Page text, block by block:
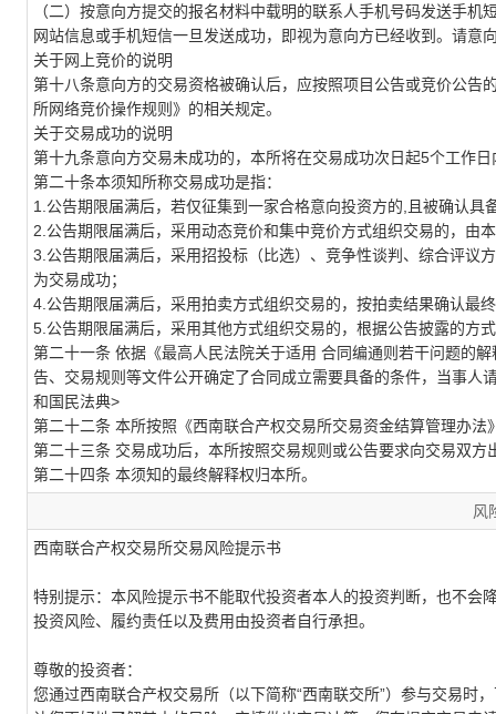
（二）按意向方提交的报名材料中载明的联系人手机号码发送手机
网站信息或手机短信一旦发送成功，即视为意向方已经收到。请意
关于网上竞价的说明
第十八条意向方的交易资格被确认后，应按照项目公告或竞价公
所网络竞价操作规则》的相关规定。
关于交易成功的说明
第十九条意向方交易未成功的，本所将在交易成功次日起5个工作
第二十条本须知所称交易成功是指：
1.公告期限届满后，若仅征集到一家合格意向投资方的 且被确认具
2.公告期限届满后，采用动态竞价和集中竞价方式组织交易的，由
3.公告期限届满后，采用招投标（比选）、竞争性谈判、综合评议
为交易成功；
4.公告期限届满后，采用拍卖方式组织交易的，按拍卖结果确认最
5.公告期限届满后，采用其他方式组织交易的，根据公告披露的方
第二十一条 依据《最高人民法院关于适用 合同编通则若干问题的
告、交易规则等文件公开确定了合同成立需要具备的条件，当事
和国民法典>
第二十二条 本所按照《西南联合产权交易所交易资金结算管理办
第二十三条 交易成功后，本所按照交易规则或公告要求向交易双方
第二十四条 本须知的最终解释权归本所。
风
西南联合产权交易所交易风险提示书
特别提示： 本风险提示书不能取代投资者本人的投资判断，也不会
投资风险、履约责任以及费用由投资者自行承担。
尊敬的投资者：
您通过西南联合产权交易所 （以下简称“西南联交所”） 参与交易时